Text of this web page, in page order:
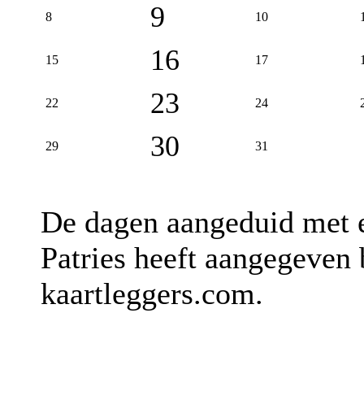
8 9 10
15 16 17
22 23 24
29 30 31
De dagen aangeduid met
Patries heeft
kaartleggers.com.